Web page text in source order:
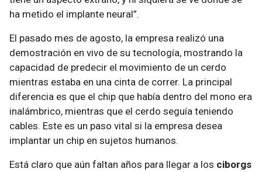
ha metido el implante neural”.
El pasado mes de agosto, la empresa realizó una
demostración en vivo de su tecnología, mostrando la
capacidad de predecir el movimiento de un cerdo
mientras estaba en una cinta de correr. La principal
diferencia es que el chip que había dentro del mono era
inalámbrico, mientras que el cerdo seguía teniendo
cables. Este es un paso vital si la empresa desea
implantar un chip en sujetos humanos.
Está claro que aún faltan años para llegar a los ciborgs